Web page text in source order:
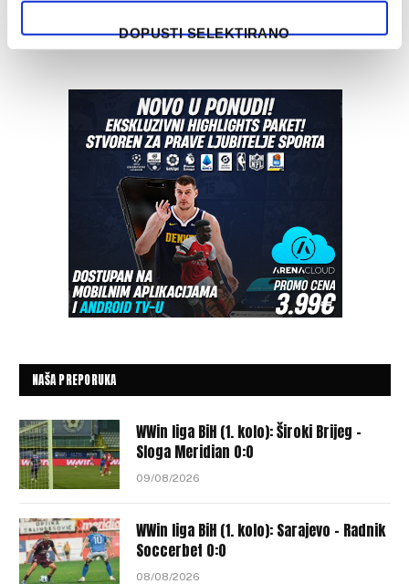
DOPUSTI SELEKTIRANO
NAŠA PREPORUKA
WWin liga BiH (1. kolo): Široki Brijeg –
Sloga Meridian 0:0
09/08/2026
WWin liga BiH (1. kolo): Sarajevo – Radnik
Soccerbet 0:0
08/08/2026